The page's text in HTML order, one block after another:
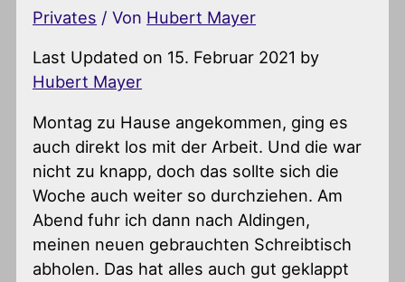
Privates / Von Hubert Mayer
Last Updated on 15. Februar 2021 by
Hubert Mayer
Montag zu Hause angekommen, ging es
auch direkt los mit der Arbeit. Und die war
nicht zu knapp, doch das sollte sich die
Woche auch weiter so durchziehen. Am
Abend fuhr ich dann nach Aldingen,
meinen neuen gebrauchten Schreibtisch
abholen. Das hat alles auch gut geklappt